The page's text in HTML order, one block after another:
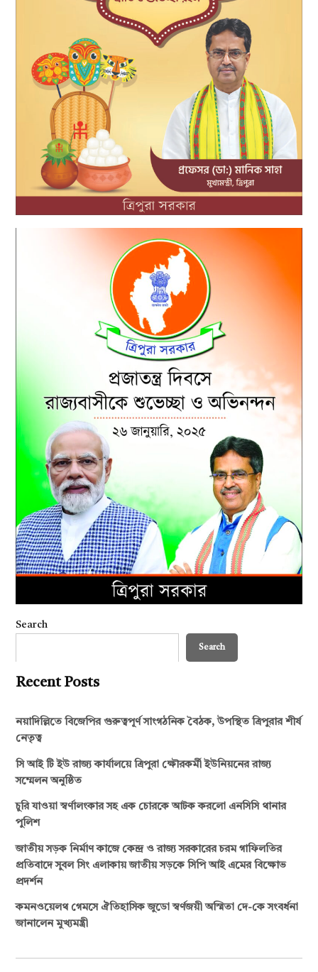
Search
Search
Recent Posts
নয়াদিল্লিতে বিজেপির গুরুত্বপূর্ণ সাংগঠনিক বৈঠক, উপস্থিত ত্রিপুরার শীর্ষ
নেতৃত্ব
সি আই টি ইউ রাজ্য কার্যালয়ে ত্রিপুরা ক্ষৌরকর্মী ইউনিয়নের রাজ্য
সম্মেলন অনুষ্ঠিত
চুরি যাওয়া স্বর্ণালংকার সহ এক চোরকে আটক করলো এনসিসি থানার
পুলিশ
জাতীয় সড়ক নির্মাণ কাজে কেন্দ্র ও রাজ্য সরকারের চরম গাফিলতির
প্রতিবাদে সুবল সিং এলাকায় জাতীয় সড়কে সিপি আই এমের বিক্ষোভ
প্রদর্শন
কমনওয়েলথ গেমসে ঐতিহাসিক জুডো স্বর্ণজয়ী অস্মিতা দে-কে সংবর্ধনা
জানালেন মুখ্যমন্ত্রী